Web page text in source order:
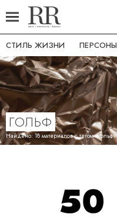
СТИЛЬ ЖИЗНИ ПЕРСОНЫ
ГОЛЬФ
Найдено: 18 материалов с тегом «гольф»